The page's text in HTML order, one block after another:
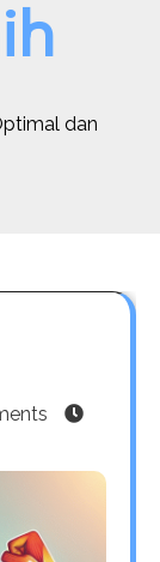
dan